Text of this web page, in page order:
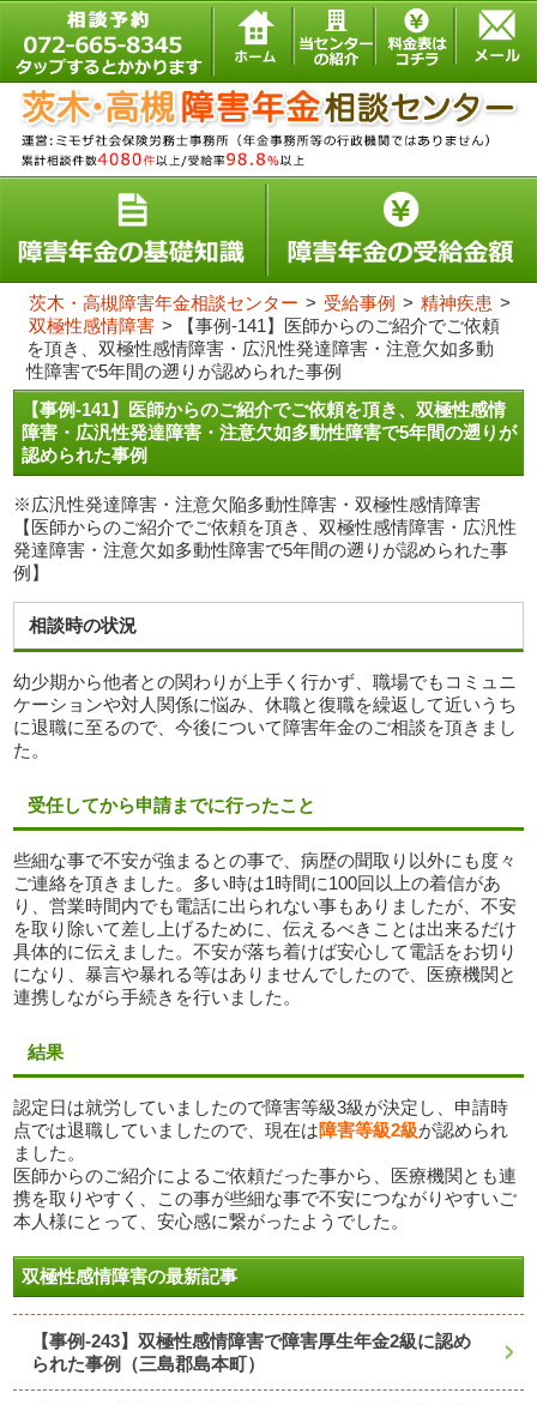
茨木・高槻障害年金相談センター > 受給事例 > 精神疾患 >
双極性感情障害 >
【事例-141】医師からのご紹介でご依頼
を頂き、双極性感情障害・広汎性発達障害・注意欠如多動
性障害で5年間の遡りが認められた事例
【事例-141】医師からのご紹介でご依頼を頂き、双極性感情
障害・広汎性発達障害・注意欠如多動性障害で5年間の遡りが
認められた事例
※広汎性発達障害・注意欠陥多動性障害・双極性感情障害
【医師からのご紹介でご依頼を頂き、双極性感情障害・広汎性
発達障害・注意欠如多動性障害で5年間の遡りが認められた事
例】
相談時の状況
幼少期から他者との関わりが上手く行かず、職場でもコミュニ
ケーションや対人関係に悩み、休職と復職を繰返して近いうち
に退職に至るので、今後について障害年金のご相談を頂きまし
た。
受任してから申請までに行ったこと
些細な事で不安が強まるとの事で、病歴の聞取り以外にも度々
ご連絡を頂きました。多い時は1時間に100回以上の着信があ
り、営業時間内でも電話に出られない事もありましたが、不安
を取り除いて差し上げるために、伝えるべきことは出来るだけ
具体的に伝えました。不安が落ち着けば安心して電話をお切り
になり、暴言や暴れる等はありませんでしたので、医療機関と
連携しながら手続きを行いました。
結果
認定日は就労していましたので障害等級3級が決定し、申請時
点では退職していましたので、現在は障害等級2級が認められ
ました。
医師からのご紹介によるご依頼だった事から、医療機関とも連
携を取りやすく、この事が些細な事で不安につながりやすいご
本人様にとって、安心感に繋がったようでした。
双極性感情障害の最新記事
【事例-243】双極性感情障害で障害厚生年金2級に認め
られた事例（三島郡島本町）